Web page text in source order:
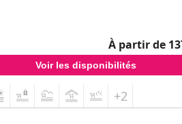
À partir de
Voir les disponibilités
+2